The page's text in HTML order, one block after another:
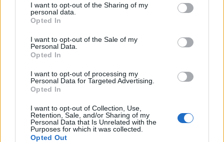
not limited to your visit or usage behaviour. You may click to
grant or deny consent to Google and its third-party tags to
use your data for below specified purposes in below Google
consent section.
I want to opt-out of the Sharing of my
personal data.
Opted In
I want to opt-out of the Sale of my
Personal Data.
Opted In
I want to opt-out of processing my
Personal Data for Targeted Advertising.
Opted In
I want to opt-out of Collection, Use,
Retention, Sale, and/or Sharing of my
Personal Data that Is Unrelated with the
Purposes for which it was collected.
Opted Out
alkalommal megszervezett Magyar Kultúra Hete
nevű rendezvénysorozat, amely jövő csütörtökig tart.
Ferencről, fellépKudlik Júlia, a Magyar Média
örökös tagja ésSzvorák Katalin
Kossuth- és Liszt
Ferenc-díjas népdalénekes. Emellett a
szatmárnémeti színház több előadását tekintheti
meg a közönség, az irodalombarátok
Jókai Anna
írónővel is találkozhatnak, valamint koncertet ad a
Felvidéki Rockszínház. A rendezvény keretében
szavalóversenyt és diákszínjátszó találkozót is
tartanak.